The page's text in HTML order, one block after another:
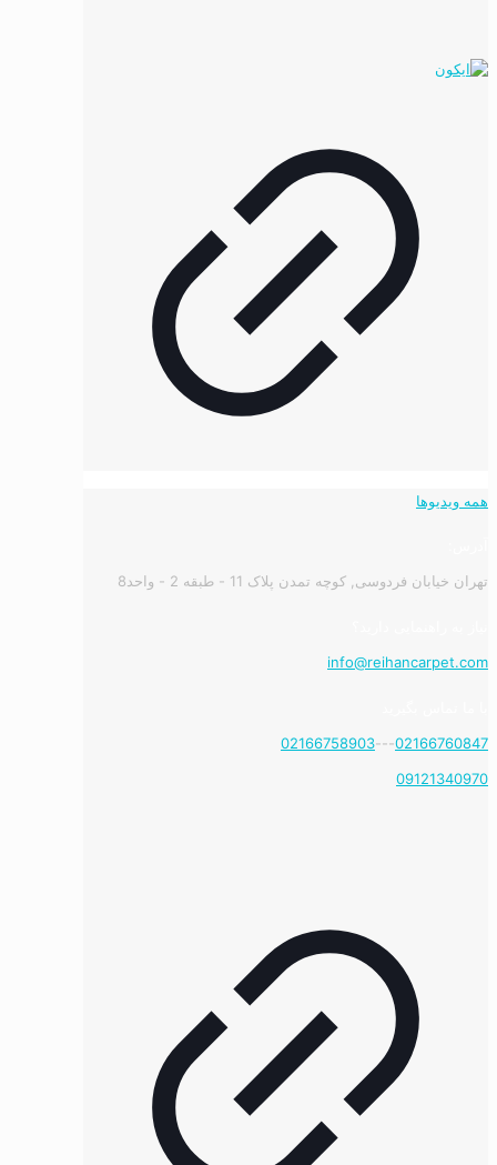
همه ویدیوها
تهران خیابان فردوسی, کوچه تمدن پلاک 11 - طبقه 2 - واحد8
info@reihancarpet.com
02166760847
---
02166758903
09121340970